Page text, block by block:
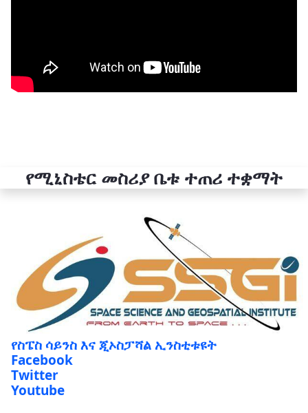
የስፔስ ሳይንስ እና ጂኦስፓሻል ኢንስቲቱዩት
Facebook
Twitter
Youtube